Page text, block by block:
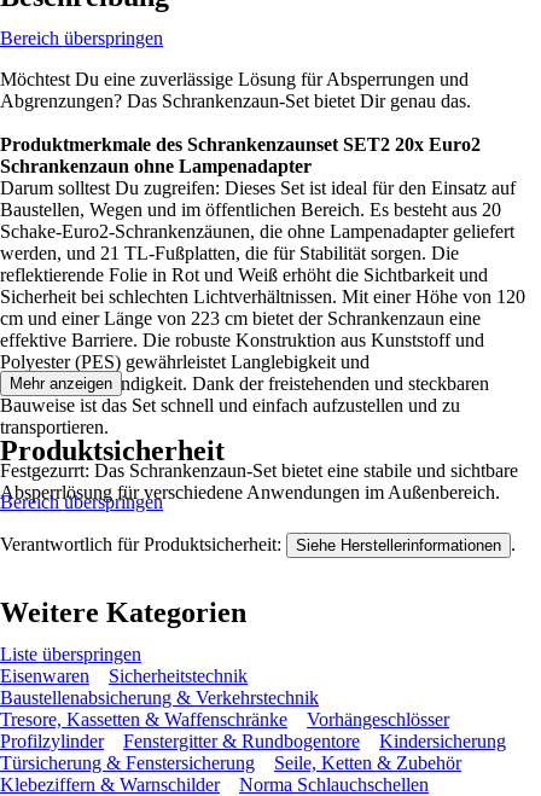
Bereich überspringen
Möchtest Du eine zuverlässige Lösung für Absperrungen und
Abgrenzungen? Das Schrankenzaun-Set bietet Dir genau das.
Produktmerkmale des Schrankenzaunset SET2 20x Euro2
Schrankenzaun ohne Lampenadapter
Darum solltest Du zugreifen: Dieses Set ist ideal für den Einsatz auf
Baustellen, Wegen und im öffentlichen Bereich. Es besteht aus 20
Schake-Euro2-Schrankenzäunen, die ohne Lampenadapter geliefert
werden, und 21 TL-Fußplatten, die für Stabilität sorgen. Die
reflektierende Folie in Rot und Weiß erhöht die Sichtbarkeit und
Sicherheit bei schlechten Lichtverhältnissen. Mit einer Höhe von 120
cm und einer Länge von 223 cm bietet der Schrankenzaun eine
effektive Barriere. Die robuste Konstruktion aus Kunststoff und
Polyester (PES) gewährleistet Langlebigkeit und
Witterungsbeständigkeit. Dank der freistehenden und steckbaren
Bauweise ist das Set schnell und einfach aufzustellen und zu
transportieren.
Festgezurrt: Das Schrankenzaun-Set bietet eine stabile und sichtbare
Absperrlösung für verschiedene Anwendungen im Außenbereich.
Mehr anzeigen
Produktsicherheit
Bereich überspringen
Verantwortlich für Produktsicherheit: Siehe Herstellerinformationen .
Weitere Kategorien
Liste überspringen
Eisenwaren
Sicherheitstechnik
Baustellenabsicherung & Verkehrstechnik
Tresore, Kassetten & Waffenschränke
Vorhängeschlösser
Profilzylinder
Fenstergitter & Rundbogentore
Kindersicherung
Türsicherung & Fenstersicherung
Seile, Ketten & Zubehör
Klebeziffern & Warnschilder
Norma Schlauchschellen